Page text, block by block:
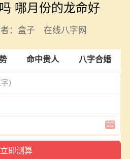
哪月份的龙命好
者：盒子 在线八字网
命中贵人 八字合婚